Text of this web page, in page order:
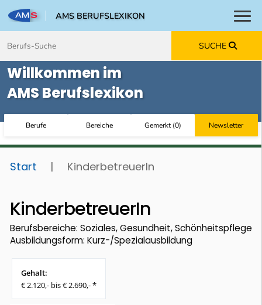
AMS BERUFSLEXIKON
SUCHE
Willkommen im
AMS Berufslexikon
Berufe Bereiche Gemerkt(0) Newsletter
Start | KinderbetreuerIn
KinderbetreuerIn
Berufsbereiche: Soziales, Gesundheit, Schönheitspflege
Ausbildungsform: Kurz-/Spezialausbildung
Gehalt:
€ 2.120,- bis € 2.690,- *